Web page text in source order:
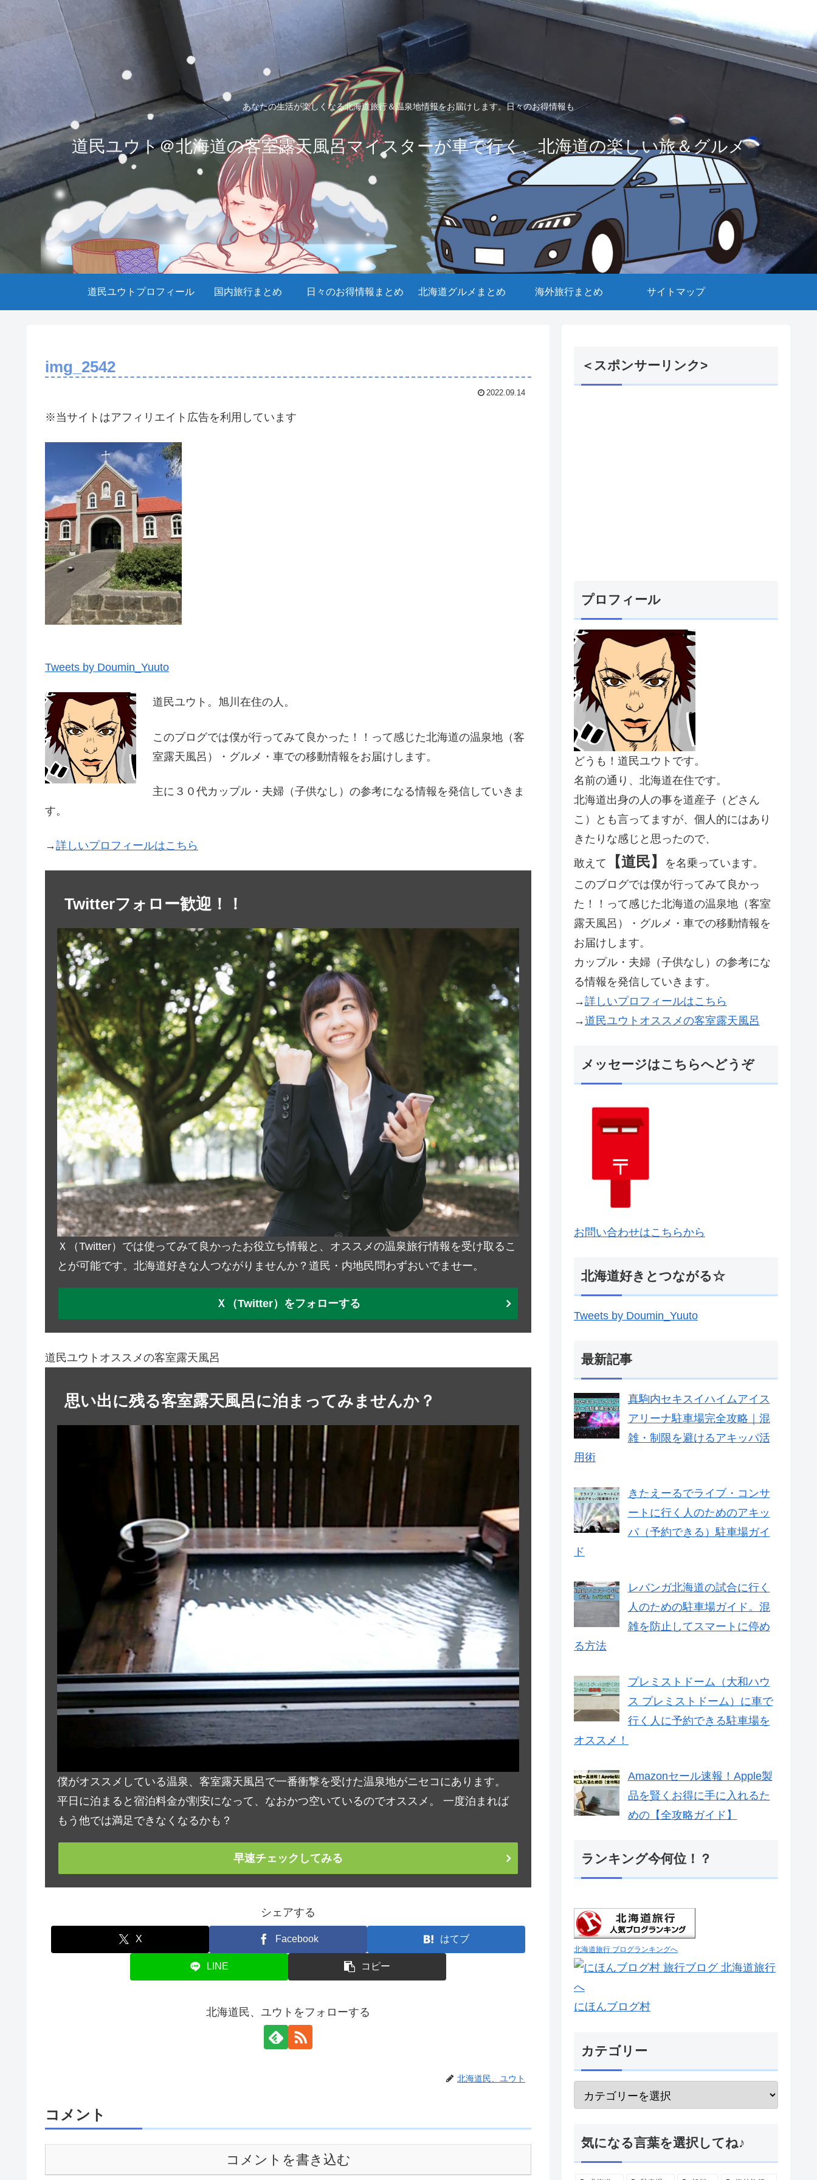
あなたの生活が楽しくなる北海道旅行＆温泉地情報をお届けします。日々のお得情報も
道民ユウト＠北海道の客室露天風呂マイスターが車で行く、北海道の楽しい旅＆グルメ
道民ユウトプロフィール 国内旅行まとめ 日々のお得情報まとめ 北海道グルメまとめ 海外旅行まとめ サイトマップ
img_2542
2022.09.14
※当サイトはアフィリエイト広告を利用しています
Tweets by Doumin_Yuuto
道民ユウト。旭川在住の人。
このブログでは僕が行ってみて良かった！！って感じた北海道の温泉地（客
室露天風呂）・グルメ・車での移動情報をお届けします。
主に３０代カップル・夫婦（子供なし）の参考になる情報を発信していきま
す。
→詳しいプロフィールはこちら
Twitterフォロー歓迎！！
Ｘ（Twitter）では使ってみて良かったお役立ち情報と、オススメの温泉旅行情報を受け取るこ
とが可能です。北海道好きな人つながりませんか？道民・内地民問わずおいでませー。
Ｘ（Twitter）をフォローする
道民ユウトオススメの客室露天風呂
思い出に残る客室露天風呂に泊まってみませんか？
僕がオススメしている温泉、客室露天風呂で一番衝撃を受けた温泉地がニセコにあります。
平日に泊まると宿泊料金が割安になって、なおかつ空いているのでオススメ。 一度泊まれば
もう他では満足できなくなるかも？
早速チェックしてみる
シェアする
X Facebook はてブ
LINE コピー
北海道民、ユウトをフォローする
北海道民、ユウト
コメント
コメントを書き込む
＜スポンサーリンク>
プロフィール
どうも！道民ユウトです。
名前の通り、北海道在住です。
北海道出身の人の事を道産子（どさん
こ）とも言ってますが、個人的にはあり
きたりな感じと思ったので、
敢えて
【道民】
を名乗っています。
このブログでは僕が行ってみて良かっ
た！！って感じた北海道の温泉地（客室
露天風呂）・グルメ・車での移動情報を
お届けします。
カップル・夫婦（子供なし）の参考にな
る情報を発信していきます。
→詳しいプロフィールはこちら
→道民ユウトオススメの客室露天風呂
メッセージはこちらへどうぞ
お問い合わせはこちらから
北海道好きとつながる☆
Tweets by Doumin_Yuuto
最新記事
真駒内セキスイハイムアイス
アリーナ駐車場完全攻略｜混
雑・制限を避けるアキッパ活
用術
きたえーるでライブ・コンサ
ートに行く人のためのアキッ
パ（予約できる）駐車場ガイ
ド
レバンガ北海道の試合に行く
人のための駐車場ガイド。混
雑を防止してスマートに停め
る方法
プレミストドーム（大和ハウ
ス プレミストドーム）に車で
行く人に予約できる駐車場を
オススメ！
Amazonセール速報！Apple製
品を賢くお得に手に入れるた
めの【全攻略ガイド】
ランキング今何位！？
北海道旅行 ブログランキングへ
にほんブログ村
カテゴリー
気になる言葉を選択してね♪